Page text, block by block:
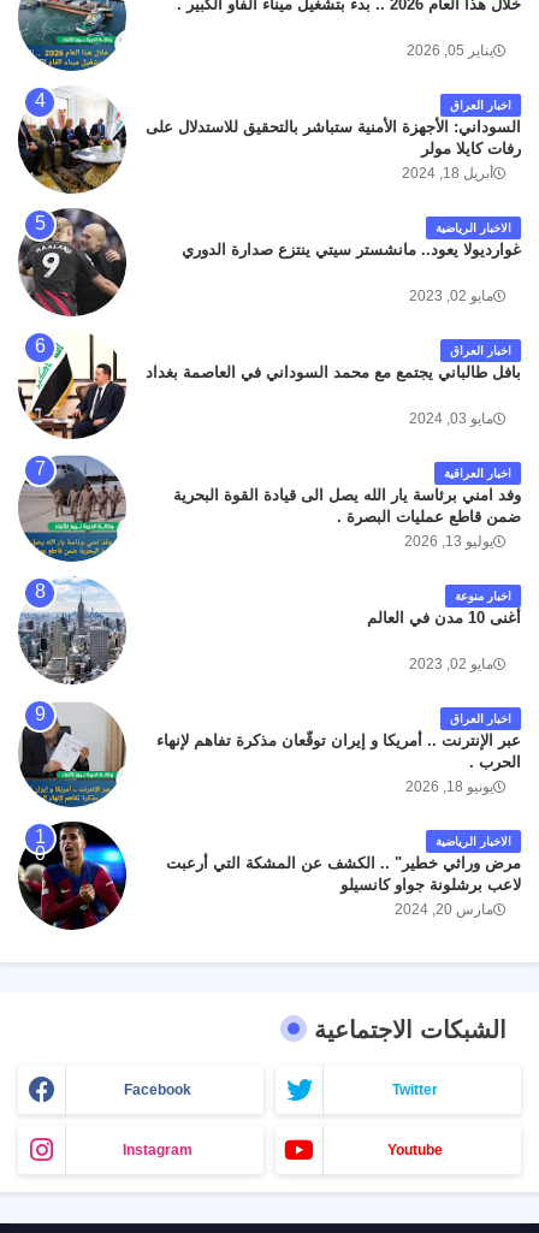
سائلين الله عز وجل ان يتغمد الفقيد بواسع رحمته ، و انا
خلال هذا العام 2026 .. بدء بتشغيل ميناء الفاو الكبير .
يناير 05, 2026
اخبار العراق
السوداني: الأجهزة الأمنية ستباشر بالتحقيق للاستدلال على
رفات كايلا مولر
أبريل 18, 2024
الاخبار الرياضية
غوارديولا يعود.. مانشستر سيتي ينتزع صدارة الدوري
مايو 02, 2023
اخبار العراق
بافل طالباني يجتمع مع محمد السوداني في العاصمة بغداد
مايو 03, 2024
اخبار العراقية
وفد امني برئاسة يار الله يصل الى قيادة القوة البحرية
ضمن قاطع عمليات البصرة .
يوليو 13, 2026
اخبار منوعة
أغنى 10 مدن في العالم
مايو 02, 2023
اخبار العراق
عبر الإنترنت .. أمريكا و إيران توقّعان مذكرة تفاهم لإنهاء
الحرب .
يونيو 18, 2026
الاخبار الرياضية
مرض وراثي خطير" .. الكشف عن المشكة التي أرعبت
لاعب برشلونة جواو كانسيلو
مارس 20, 2024
الشبكات الاجتماعية
Facebook Twitter
Instagram Youtube